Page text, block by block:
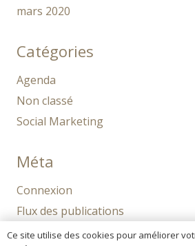
mars 2020
Catégories
Agenda
Non classé
Social Marketing
Méta
Connexion
Flux des publications
Flux des commentaires
Ce site utilise des cookies pour améliorer